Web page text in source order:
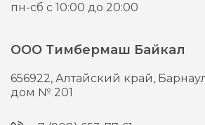
пн-сб с 10:00 до 20:00
ООО Тимбермаш Байкал
656922,Алтайский край,
дом № 201